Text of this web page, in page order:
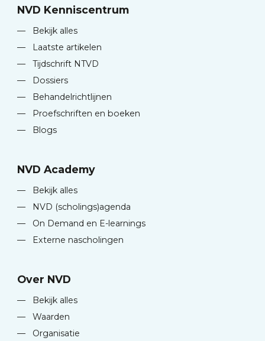
NVD Kenniscentrum
—
Bekijk alles
—
Laatste artikelen
—
Tijdschrift NTVD
—
Dossiers
—
Behandelrichtlijnen
—
Proefschriften en boeken
—
Blogs
NVD Academy
—
Bekijk alles
—
NVD (scholings)agenda
—
On Demand en E-learnings
—
Externe nascholingen
Over NVD
—
Bekijk alles
—
Waarden
—
Organisatie